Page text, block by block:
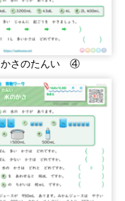
かさのたんい ④